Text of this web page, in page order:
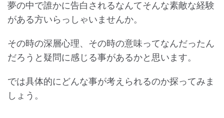
夢の中で誰かに告白されるなんてそんな素敵な経験
がある方いらっしゃいませんか。
その時の深層心理、その時の意味ってなんだったん
だろうと疑問に感じる事があるかと思います。
では具体的にどんな事が考えられるのか探ってみま
しょう。